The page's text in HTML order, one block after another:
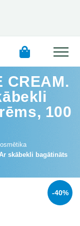
CREAM.
100
skābekli bagātināts
-40%